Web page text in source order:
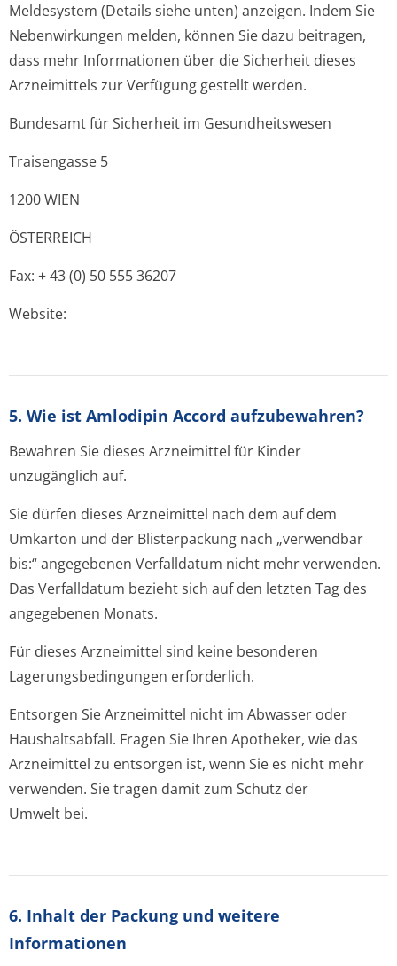
Meldesystem (Details siehe unten) anzeigen. Indem Sie
Nebenwirkungen melden, können Sie dazu beitragen,
dass mehr Informationen über die Sicherheit dieses
Arzneimittels zur Verfügung gestellt werden.
Bundesamt für Sicherheit im Gesundheitswesen
Traisengasse 5
1200 WIEN
ÖSTERREICH
Fax: + 43 (0) 50 555 36207
Website:
5. Wie ist Amlodipin Accord aufzubewahren?
Bewahren Sie dieses Arzneimittel für Kinder
unzugänglich auf.
Sie dürfen dieses Arzneimittel nach dem auf dem
Umkarton und der Blisterpackung nach „verwendbar
bis:“ angegebenen Verfalldatum nicht mehr verwenden.
Das Verfalldatum bezieht sich auf den letzten Tag des
angegebenen Monats.
Für dieses Arzneimittel sind keine besonderen
Lagerungsbedin­gungen erforderlich.
Entsorgen Sie Arzneimittel nicht im Abwasser oder
Haushaltsabfall. Fragen Sie Ihren Apotheker, wie das
Arzneimittel zu entsorgen ist, wenn Sie es nicht mehr
verwenden. Sie tragen damit zum Schutz der
Umwelt bei.
6. Inhalt der Packung und weitere
Informationen